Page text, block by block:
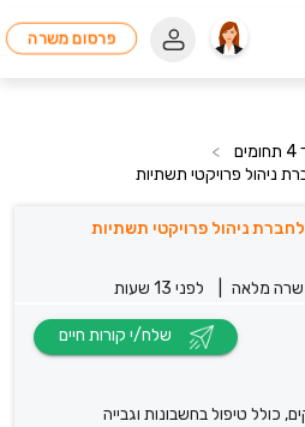
פרסום משרה
>
ניהול פרויקטי תשתיות
ניהול פרויקטי תשתיות
מלאה לפני 13 שעות
כולל טיפול בחשבונות וגבייה